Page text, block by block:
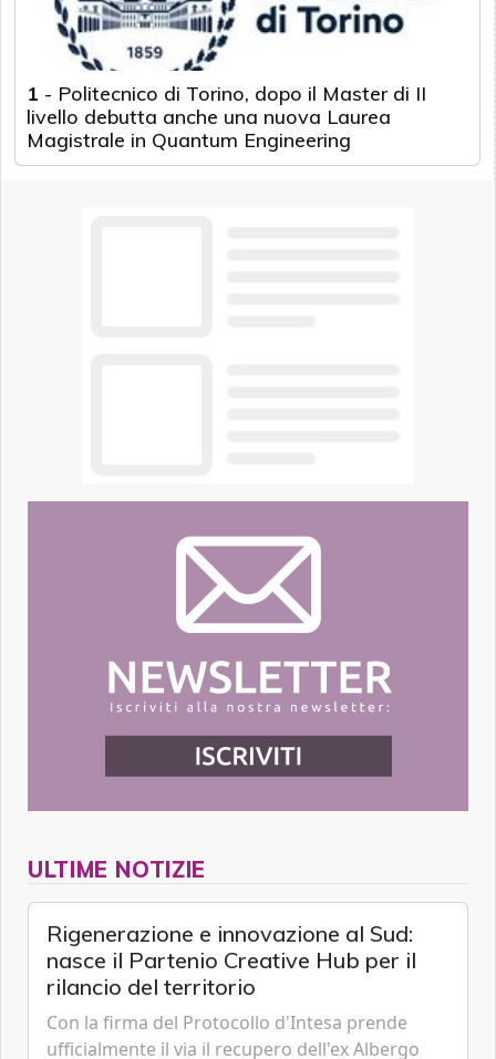
1 - Politecnico di Torino, dopo il Master di II
livello debutta anche una nuova Laurea
Magistrale in Quantum Engineering
ULTIME NOTIZIE
Rigenerazione e innovazione al Sud:
nasce il Partenio Creative Hub per il
rilancio del territorio
Con la firma del Protocollo d'Intesa prende
ufficialmente il via il recupero dell'ex Albergo